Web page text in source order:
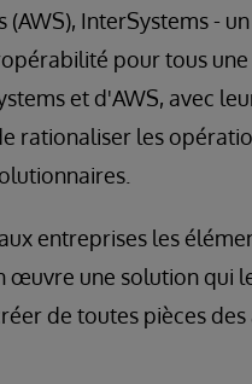
InterSystems -
pour tous
et d'AWS, avec
rationaliser les
entreprises les
une solution qui
de toutes pièces